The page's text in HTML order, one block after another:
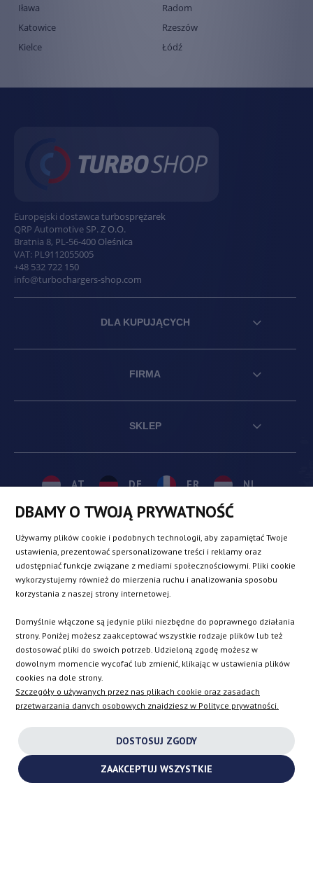
Iława
Katowice
Kielce
Radom
Rzeszów
Łódź
Europejski dostawca turbosprężarek
QRP Automotive SP. Z O.O.
Bratnia 8, PL -56-400 Oleśnica
VAT: PL9112055005
+48 532 722 150
info@turbochargers-shop.com
DLA KUPUJĄCYCH
FIRMA
SKLEP
AT
CZ
DE
ES
FR
IT
NL
SE
SK
FACEBOOK
DBAMY O TWOJĄ PRYWATNOŚĆ
Używamy plików cookie i podobnych technologii, aby zapamiętać Twoje
ustawienia, prezentować spersonalizowane treści i reklamy oraz
udostępniać funkcje związane z mediami społecznościowymi. Pliki cookie
wykorzystujemy również do mierzenia ruchu i analizowania sposobu
korzystania z naszej strony internetowej.
Domyślnie włączone są jedynie pliki niezbędne do poprawnego działania
strony. Poniżej możesz zaakceptować wszystkie rodzaje plików lub też
dostosować pliki do swoich potrzeb. Udzieloną zgodę możesz w
dowolnym momencie wycofać lub zmienić, klikając w ustawienia plików
cookies na dole strony.
Szczegóły o używanych przez nas plikach cookie oraz zasadach
przetwarzania danych osobowych znajdziesz w Polityce prywatności.
DOSTOSUJ ZGODY
ZAAKCEPTUJ WSZYSTKIE